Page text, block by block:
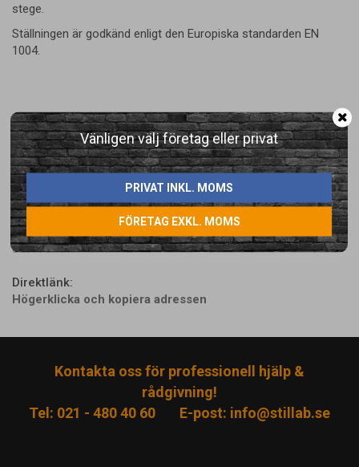
Vänligen välj företag eller privat
PRIVAT INKL. MOMS
FÖRETAG EXKL. MOMS
stege.
Ställningen är godkänd enligt den Europiska standarden EN
1004.
LÄGG I ÖNSKELISTA
Artikelnummer:
841175
Direktlänk:
Högerklicka och kopiera adressen
Kontakta oss för professionell hjälp &
rådgivning!
Tel: 021 - 480 40 60
E-post: info@stillab.se